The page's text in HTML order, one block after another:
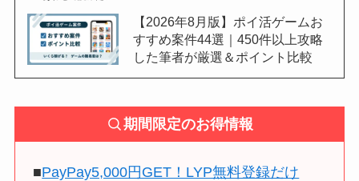
【2026年8月版】ポイ活ゲームお
すすめ案件44選｜450件以上攻略
した筆者が厳選＆ポイント比較
期間限定のお得情報
■PayPay5,000円GET！LYP無料登録だけ